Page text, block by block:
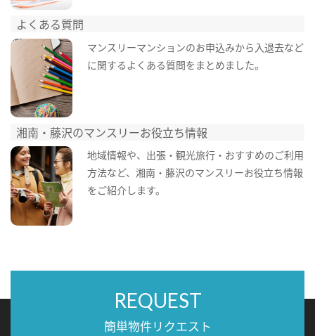
よくある質問
マンスリーマンションのお申込みから入退去など
に関するよくある質問をまとめました。
湘南・藤沢のマンスリーお役立ち情報
地域情報や、出張・観光旅行・おすすめのご利用
方法など、湘南・藤沢のマンスリーお役立ち情報
をご紹介します。
REQUEST
簡単物件リクエスト